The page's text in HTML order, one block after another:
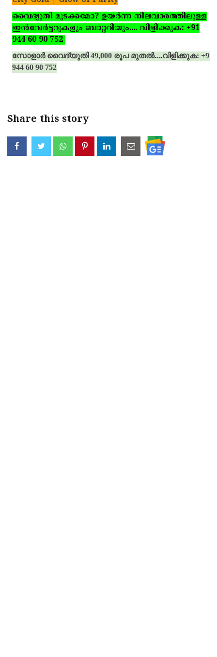
വൈദ്യുതി മുടക്കമോ? ഉയര്‍ന്ന നിലവാരത്തിലുള്ള
ഇന്‍വേര്‍ട്ടറുകളും ബാറ്ററിയും.... വിളിക്കുക: +91
944 60 90 752
സോളാര്‍ വൈദ്യുതി 49,000 രൂപ മുതല്‍....വിളിക്കുക: +91
944 60 90 752
Share this story